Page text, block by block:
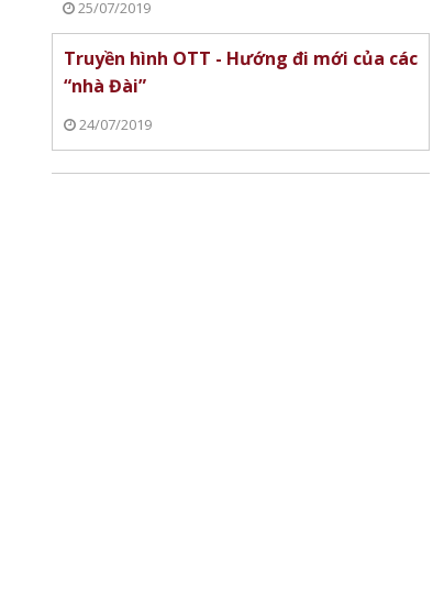
25/07/2019
Truyền hình OTT - Hướng đi mới của các
“nhà Đài”
24/07/2019